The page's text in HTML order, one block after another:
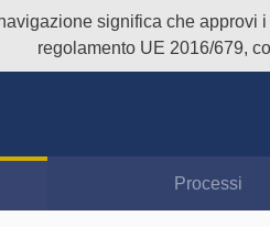
significa che approvi
regolamento UE 2016/679,
Processi